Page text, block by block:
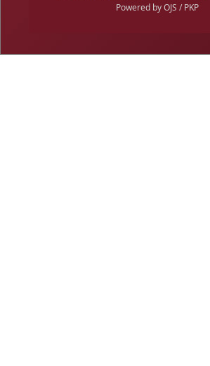
Powered by OJS / PKP